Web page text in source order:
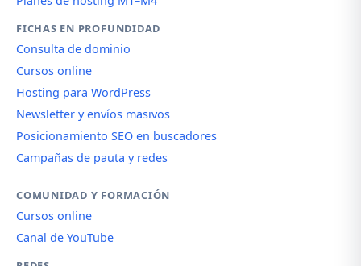
FICHAS EN PROFUNDIDAD
Consulta de dominio
Cursos online
Hosting para WordPress
Newsletter y envíos masivos
Posicionamiento SEO en buscadores
Campañas de pauta y redes
COMUNIDAD Y FORMACIÓN
Cursos online
Canal de YouTube